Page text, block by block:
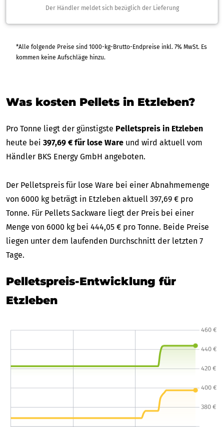
Der Händler meldet sich bezüglich der Lieferung
*Alle folgende Preise sind 1000-kg-Brutto-Endpreise inkl. 7% MwSt. Es
kommen keine Aufschläge hinzu.
Was kosten Pellets in Etzleben?
Pro Tonne liegt der günstigste Pelletspreis in Etzleben
heute bei 397,69 € für lose Ware und wird aktuell vom
Händler BKS Energy GmbH angeboten.
Der Pelletspreis für lose Ware bei einer Abnahmemenge
von 6000 kg beträgt in Etzleben aktuell 397,69 € pro
Tonne. Für Pellets Sackware liegt der Preis bei einer
Menge von 6000 kg bei 444,05 € pro Tonne. Beide Preise
liegen unter dem laufenden Durchschnitt der letzten 7
Tage.
Pelletspreis-Entwicklung für
Etzleben